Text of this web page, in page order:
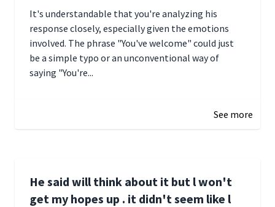
It's understandable that you're analyzing his
response closely, especially given the emotions
involved. The phrase "You've welcome" could just
be a simple typo or an unconventional way of
saying "You're...
See more
He said will think about it but l won't
get my hopes up . it didn't seem like l